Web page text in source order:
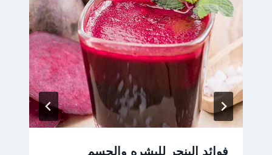
فوائد البنجر للبشره والجسم